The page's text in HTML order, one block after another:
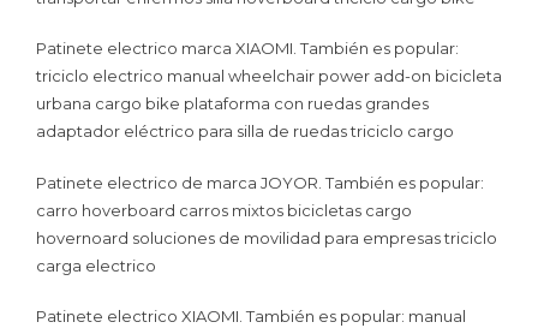
Patinete electrico marca XIAOMI. También es popular:
triciclo electrico manual wheelchair power add-on bicicleta
urbana cargo bike plataforma con ruedas grandes
adaptador eléctrico para silla de ruedas triciclo cargo
Patinete electrico de marca JOYOR. También es popular:
carro hoverboard carros mixtos bicicletas cargo
hovernoard soluciones de movilidad para empresas triciclo
carga electrico
Patinete electrico XIAOMI. También es popular: manual